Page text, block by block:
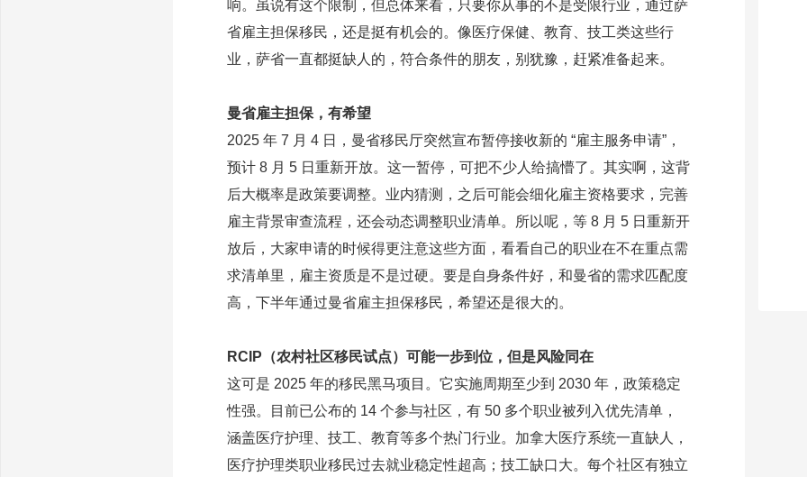
响。虽说有这个限制，但总体来看，只要你从事的不是受限行业，通过萨
省雇主担保移民，还是挺有机会的。像医疗保健、教育、技工类这些行
业，萨省一直都挺缺人的，符合条件的朋友，别犹豫，赶紧准备起来。
曼省雇主担保，有希望
2025 年 7 月 4 日，曼省移民厅突然宣布暂停接收新的 “雇主服务申请”，
预计 8 月 5 日重新开放。这一暂停，可把不少人给搞懵了。其实啊，这背
后大概率是政策要调整。业内猜测，之后可能会细化雇主资格要求，完善
雇主背景审查流程，还会动态调整职业清单。所以呢，等 8 月 5 日重新开
放后，大家申请的时候得更注意这些方面，看看自己的职业在不在重点需
求清单里，雇主资质是不是过硬。要是自身条件好，和曼省的需求匹配度
高，下半年通过曼省雇主担保移民，希望还是很大的。
RCIP（农村社区移民试点）可能一步到位，但是风险同在
这可是 2025 年的移民黑马项目。它实施周期至少到 2030 年，政策稳定
性强。目前已公布的 14 个参与社区，有 50 多个职业被列入优先清单，
涵盖医疗护理、技工、教育等多个热门行业。加拿大医疗系统一直缺人，
医疗护理类职业移民过去就业稳定性超高；技工缺口大。每个社区有独立